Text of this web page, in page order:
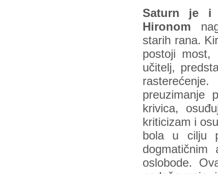
Saturn je i
Hironom
starih rana.
postoji most,
učitelj,
preuzimanje
krivica,
kriticizam i
bola u cilju
oslobode.